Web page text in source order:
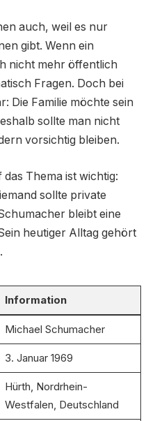
auch, weil es nur
gibt. Wenn ein
nicht mehr öffentlich
Fragen. Doch bei
Die Familie möchte sein
sollte man nicht
vorsichtig bleiben.
Thema ist wichtig:
sollte private
bleibt eine
heutiger Alltag gehört
Information
Michael Schumacher
3. Januar 1969
Hürth, Nordrhein-
Westfalen, Deutschland